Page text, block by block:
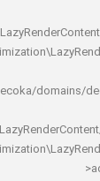
/home/decoka/